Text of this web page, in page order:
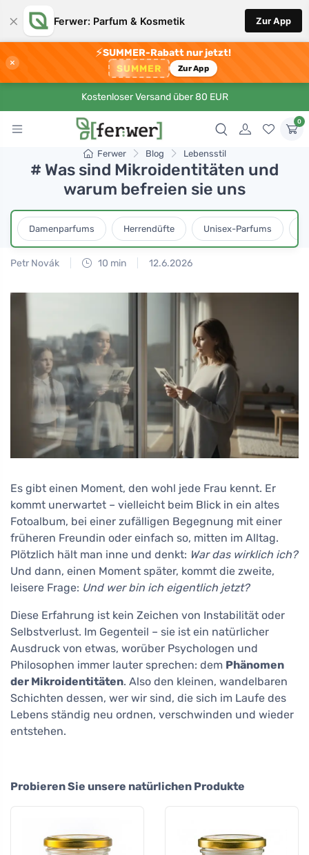
× Ferwer: Parfum & Kosmetik Zur App
×
⚡SUMMER-Rabatt nur jetzt!
SUMMER Zur App
Kostenloser Versand über 80 EUR
0
Ferwer Blog Lebensstil
# Was sind Mikroidentitäten und
warum befreien sie uns
Damenparfums Herrendüfte Unisex-Parfums
Petr Novák 10 min 12.6.2026
Es gibt einen Moment, den wohl jede Frau kennt. Er
kommt unerwartet – vielleicht beim Blick in ein altes
Fotoalbum, bei einer zufälligen Begegnung mit einer
früheren Freundin oder einfach so, mitten im Alltag.
Plötzlich hält man inne und denkt: War das wirklich ich?
Und dann, einen Moment später, kommt die zweite,
leisere Frage: Und wer bin ich eigentlich jetzt?
Diese Erfahrung ist kein Zeichen von Instabilität oder
Selbstverlust. Im Gegenteil – sie ist ein natürlicher
Ausdruck von etwas, worüber Psychologen und
Philosophen immer lauter sprechen: dem Phänomen
der Mikroidentitäten. Also den kleinen, wandelbaren
Schichten dessen, wer wir sind, die sich im Laufe des
Lebens ständig neu ordnen, verschwinden und wieder
entstehen.
Probieren Sie unsere natürlichen Produkte